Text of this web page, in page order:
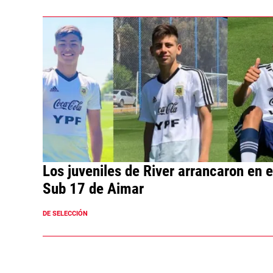
Los juveniles de River arrancaron en
Sub 17 de Aimar
DE SELECCIÓN